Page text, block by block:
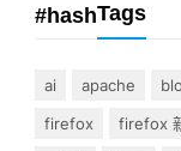
#hashTags
ai apache
firefox
firefox